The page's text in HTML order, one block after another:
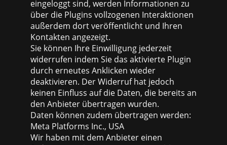
eingeloggt sind, werden Informationen zu
über die Plugins vollzogenen Interaktionen
außerdem dort veröffentlicht und Ihren
Kontakten angezeigt.
Sie können Ihre Einwilligung jederzeit
widerrufen indem Sie das aktivierte Plugin
durch erneutes Anklicken wieder
deaktivieren. Der Widerruf hat jedoch
keinen Einfluss auf die Daten, die bereits an
den Anbieter übertragen wurden.
Daten können zudem übertragen werden:
Meta Platforms Inc., USA
Wir haben mit dem Anbieter einen